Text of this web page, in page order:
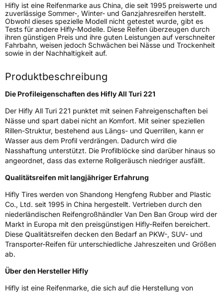
Generelle Merkmale
FahrzeugtypPKW
VerwendungGanzjahresreifen
ModellnameAll Turi 221
Fahrzeugart
PKW & SUV
Weitere Eigenschaften
SchlauchtypTL
ZustandNeureifen
EU Label
EffizienzD
Nasshaftung
Hifly ist eine Reifenmarke aus China, die seit 1995 preiswerte und
zuverlässige Sommer-, Winter- und Ganzjahresreifen herstellt.
Obwohl dieses spezielle Modell nicht getestet wurde, gibt es
Tests für andere Hifly-Modelle. Diese Reifen überzeugen durch
ihren günstigen Preis und ihre guten Leistungen auf verschneiter
Fahrbahn, weisen jedoch Schwächen bei Nässe und Trockenheit
sowie in der Nachhaltigkeit auf.
Produktbeschreibung
Die Profileigenschaften des Hifly All Turi 221
Der Hifly All Turi 221 punktet mit seinen Fahreigenschaften bei
Nässe und spart dabei nicht an Komfort. Mit seiner speziellen
Rillen-Struktur, bestehend aus Längs- und Querrillen, kann er
Wasser aus dem Profil verdrängen. Dadurch wird die
Nasshaftung unterstützt. Die Profilblöcke sind darüber hinaus so
angeordnet, dass das externe Rollgeräusch niedriger ausfällt.
Qualitätsreifen mit langjähriger Erfahrung
Hifly Tires werden von Shandong Hengfeng Rubber and Plastic
Co., Ltd. seit 1995 in China hergestellt. Vertrieben durch den
niederländischen Reifengroßhändler Van Den Ban Group wird der
Markt in Europa mit den preisgünstigen Hifly-Reifen bereichert.
Diese Qualitätsreifen decken den Bedarf an PKW-, SUV- und
Transporter-Reifen für unterschiedliche Jahreszeiten und Größen
ab.
Über den Hersteller Hifly
Hifly ist eine Reifenmarke, die sich auf die Herstellung von